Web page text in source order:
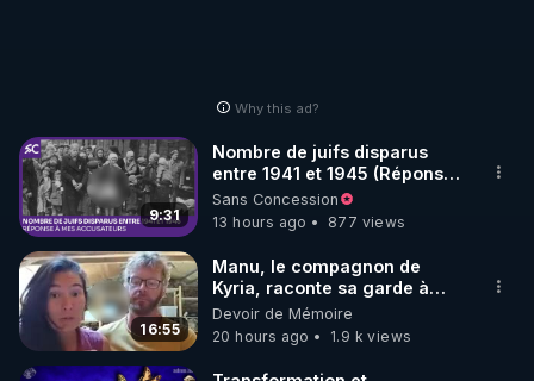
Why this ad?
9:31
Nombre de juifs disparus
entre 1941 et 1945 (Réponse
à mes accusateurs)
Sans Concession
13 hours ago
877 views
16:55
Manu, le compagnon de
Kyria, raconte sa garde à
vue musclée. PARTAGEZ!
Devoir de Mémoire
20 hours ago
1.9 k views